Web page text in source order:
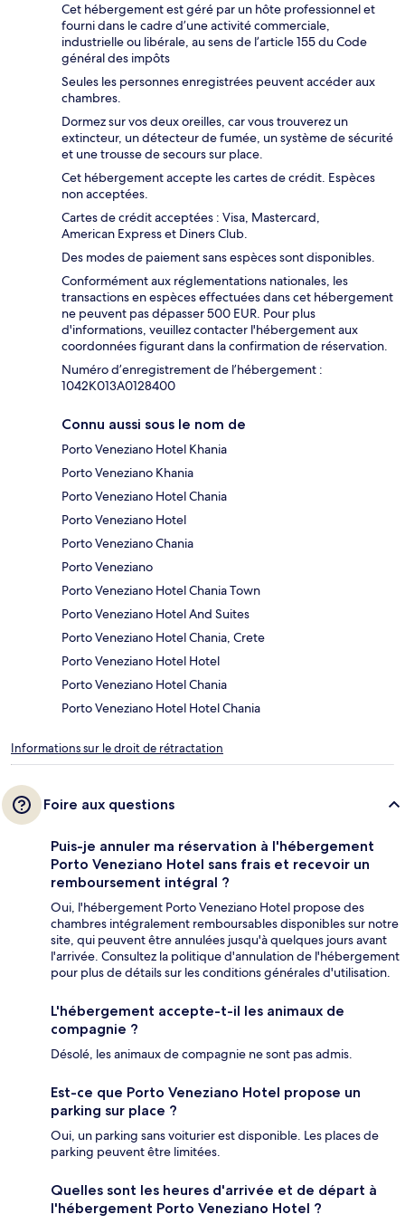
Cet hébergement est géré par un hôte professionnel et
fourni dans le cadre d’une activité commerciale,
industrielle ou libérale, au sens de l’article 155 du Code
général des impôts
Seules les personnes enregistrées peuvent accéder aux
chambres.
Dormez sur vos deux oreilles, car vous trouverez un
extincteur, un détecteur de fumée, un système de sécurité
et une trousse de secours sur place.
Cet hébergement accepte les cartes de crédit. Espèces
non acceptées.
Cartes de crédit acceptées : Visa, Mastercard,
American Express et Diners Club.
Des modes de paiement sans espèces sont disponibles.
Conformément aux réglementations nationales, les
transactions en espèces effectuées dans cet hébergement
ne peuvent pas dépasser 500 EUR. Pour plus
d'informations, veuillez contacter l'hébergement aux
coordonnées figurant dans la confirmation de réservation.
Numéro d’enregistrement de l’hébergement :
1042K013A0128400
Connu aussi sous le nom de
Porto Veneziano Hotel Khania
Porto Veneziano Khania
Porto Veneziano Hotel Chania
Porto Veneziano Hotel
Porto Veneziano Chania
Porto Veneziano
Porto Veneziano Hotel Chania Town
Porto Veneziano Hotel And Suites
Porto Veneziano Hotel Chania, Crete
Porto Veneziano Hotel Hotel
Porto Veneziano Hotel Chania
Porto Veneziano Hotel Hotel Chania
Informations sur le droit de rétractation
Foire aux questions
Puis-je annuler ma réservation à l'hébergement
Porto Veneziano Hotel sans frais et recevoir un
remboursement intégral ?
Oui, l'hébergement Porto Veneziano Hotel propose des
chambres intégralement remboursables disponibles sur notre
site, qui peuvent être annulées jusqu'à quelques jours avant
l'arrivée. Consultez la politique d'annulation de l'hébergement
pour plus de détails sur les conditions générales d'utilisation.
L'hébergement accepte-t-il les animaux de
compagnie ?
Désolé, les animaux de compagnie ne sont pas admis.
Est-ce que Porto Veneziano Hotel propose un
parking sur place ?
Oui, un parking sans voiturier est disponible. Les places de
parking peuvent être limitées.
Quelles sont les heures d'arrivée et de départ à
l'hébergement Porto Veneziano Hotel ?